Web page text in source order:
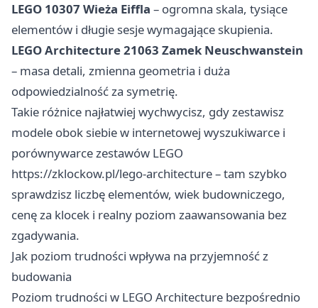
LEGO 10307 Wieża Eiffla – ogromna skala, tysiące
elementów i długie sesje wymagające skupienia.
LEGO Architecture 21063 Zamek Neuschwanstein
– masa detali, zmienna geometria i duża
odpowiedzialność za symetrię.
Takie różnice najłatwiej wychwycisz, gdy zestawisz
modele obok siebie w internetowej wyszukiwarce i
porównywarce zestawów LEGO
https://zklockow.pl/lego-architecture– tam szybko
sprawdzisz liczbę elementów, wiek budowniczego,
cenę za klocek i realny poziom zaawansowania bez
zgadywania.
Jak poziom trudności wpływa na przyjemność z
budowania
Poziom trudności w LEGO Architecture bezpośrednio